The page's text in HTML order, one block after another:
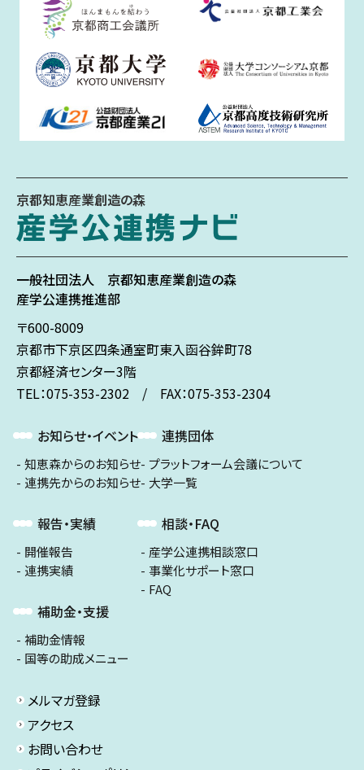
京都知恵産業創造の森
一般社団法人 京都知恵産業創造の森
産学公連携推進部
〒600-8009
京都市下京区四条通室町東入函谷鉾町78
京都経済センター3階
TEL：075-353-2302 / FAX：075-353-2304
お知らせ・イベント
知恵森からのお知らせ
連携先からのお知らせ
報告・実績
開催報告
連携実績
補助金・支援
補助金情報
国等の助成メニュー
連携団体
プラットフォーム会議について
大学一覧
相談・FAQ
産学公連携相談窓口
事業化サポート窓口
FAQ
メルマガ登録
アクセス
お問い合わせ